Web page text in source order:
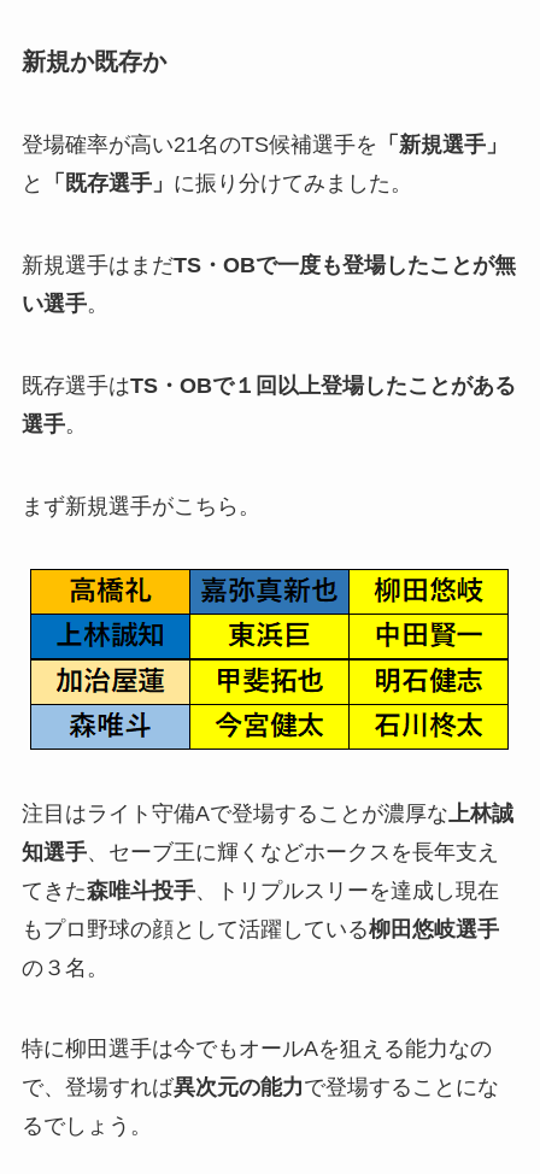
新規か既存か
登場確率が高い21名のTS候補選手を 「新規選手」
と
「既存選手」 に振り分けてみました。
新規選手はまだTS・OBで一度も登場したことが無
い選手。
既存選手はTS・OBで１回以上登場したことがある
選手。
まず新規選手がこちら。
注目はライト守備Aで登場することが濃厚な 上林誠
知選手、セーブ王に輝くなどホークスを長年支え
てきた森唯斗投手、トリプルスリーを達成し現在
もプロ野球の顔として活躍している柳田悠岐選手
の３名。
特に柳田選手は今でもオールAを狙える能力なの
で、登場すれば異次元の能力で登場することにな
るでしょう。